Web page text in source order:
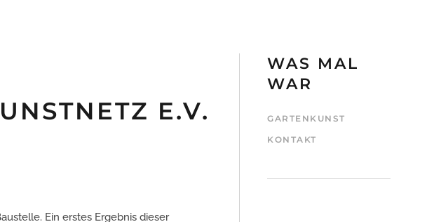
E.V.
Ein erstes Ergebnis dieser
WAS MAL
WAR
GARTENKUNST
KONTAKT